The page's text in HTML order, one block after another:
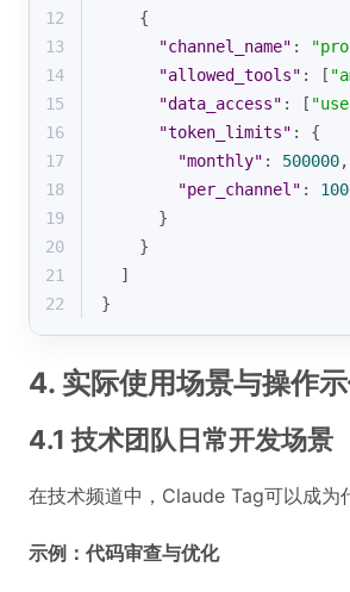
12
    {
13
"channel_name" :
14
"allowed_tools" : [
15
"data_access" : [
16
"token_limits" : {
17
"monthly" : 500000,
18
"per_channel" :
19
      }
20
    }
21
  ]
22
}
4. 实际使用场景与操作示
4.1 技术团队日常开发场景
在技术频道中，Claude Tag可以成为
示例：代码审查与优化